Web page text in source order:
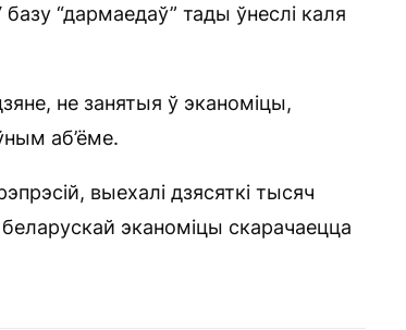
“дармаедаў” тады ўнеслі каля
не занятыя ў эканоміцы,
аб’ёме.
выехалі дзясяткі тысяч
эканоміцы скарачаецца